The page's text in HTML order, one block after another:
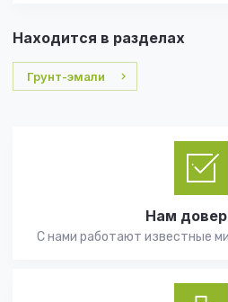
Находится в разделах
Грунт-эмали
Нам
С нами работают известные